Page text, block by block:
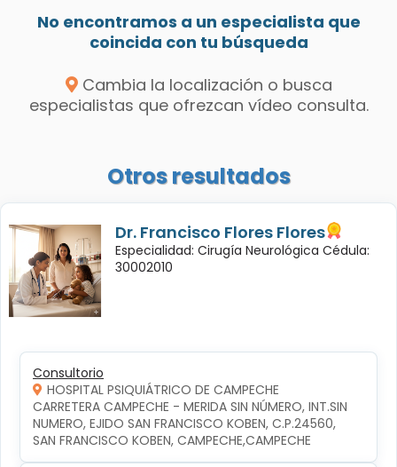
No encontramos a un especialista que
coincida con tu búsqueda
Cambia la localización o busca
especialistas que ofrezcan vídeo consulta.
Otros resultados
Dr. Francisco Flores Flores
Especialidad: Cirugía Neurológica Cédula:
30002010
Consultorio
HOSPITAL PSIQUIÁTRICO DE CAMPECHE
CARRETERA CAMPECHE - MERIDA SIN NÚMERO, INT.SIN
NUMERO, EJIDO SAN FRANCISCO KOBEN, C.P.24560,
SAN FRANCISCO KOBEN, CAMPECHE,CAMPECHE